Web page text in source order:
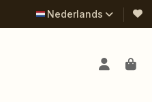
Nederlands